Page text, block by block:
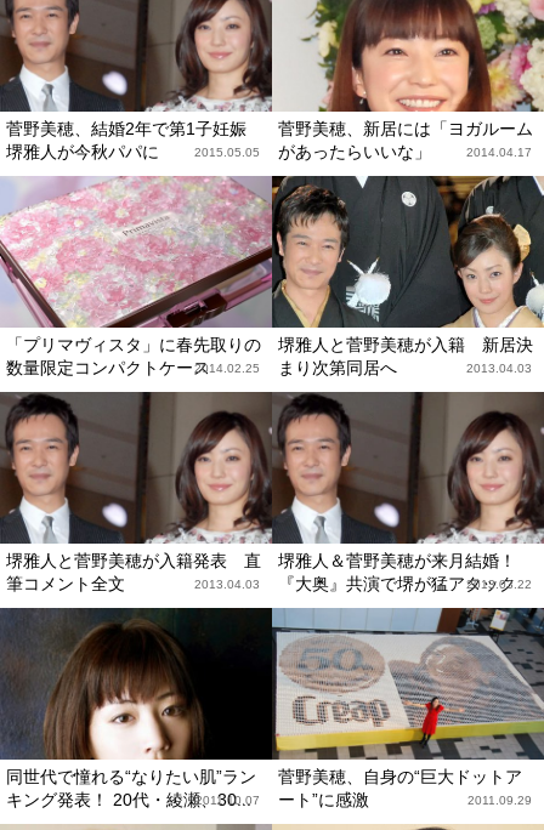
菅野美穂、結婚2年で第1子妊娠
堺雅人が今秋パパに
2015.05.05
菅野美穂、新居には「ヨガルーム
があったらいいな」
2014.04.17
「プリマヴィスタ」に春先取りの
数量限定コンパクトケース2014.02.25
堺雅人と菅野美穂が入籍 新居決
まり次第同居へ
2013.04.03
堺雅人と菅野美穂が入籍発表 直
筆コメント全文
2013.04.03
堺雅人＆菅野美穂が来月結婚！
『大奥』共演で堺が猛アタック
2013.03.22
同世代で憧れる“なりたい肌”ラン
キング発表！ 20代・綾瀬、30...
2011.10.07
菅野美穂、自身の“巨大ドットア
ート”に感激
2011.09.29